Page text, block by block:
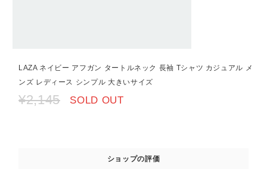
LAZA ネイビー アフガン タートルネック 長袖 Tシャツ カジュアル メ
ンズ レディース シンプル 大きいサイズ
¥2,145 SOLD OUT
ショップの評価